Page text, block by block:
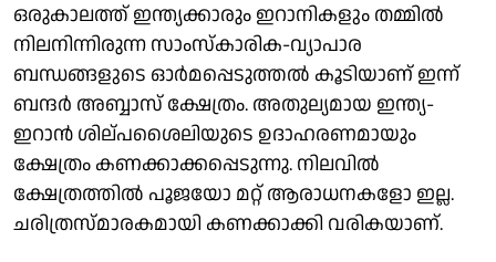
ഒരുകാലത്ത് ഇന്ത്യക്കാരും ഇറാനികളും തമ്മിൽ
നിലനിന്നിരുന്ന സാംസ്കാരിക-വ്യാപാര
ബന്ധങ്ങളുടെ ഓർമപ്പെടുത്തൽ കൂടിയാണ് ഇന്ന്
ബന്ദർ അബ്ബാസ് ക്ഷേത്രം. അതുല്യമായ ഇന്ത്യ-
ഇറാൻ ശില്പശൈലിയുടെ ഉദാഹരണമായും
ക്ഷേത്രം കണക്കാക്കപ്പെടുന്നു. നിലവിൽ
ക്ഷേത്രത്തിൽ പൂജയോ മറ്റ് ആരാധനകളോ ഇല്ല.
ചരിത്രസ്മാരകമായി കണക്കാക്കി വരികയാണ്.